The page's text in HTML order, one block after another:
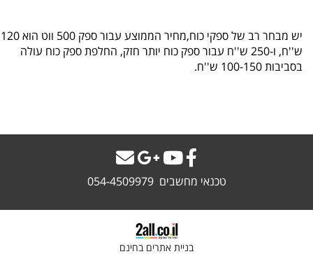
יש מבחר רב של ספקי כוח,מחיר הממוצע עבור ספק 500 ווט הוא 120
ש''ח, ו-250 ש''ח עבור ספק כוח יותר חזק, החלפת ספק כוח עולה
בסביבות 100-150 ש''ח.
טכנאי מחשבים 054-4509979
בניית אתרים בחינם